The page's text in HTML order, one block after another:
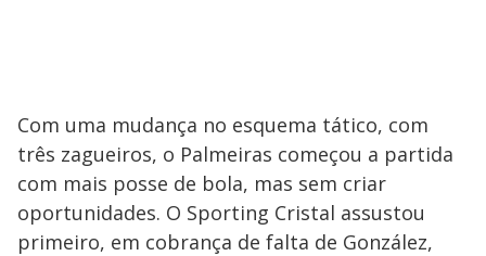
Com uma mudança no esquema tático, com
três zagueiros, o Palmeiras começou a partida
com mais posse de bola, mas sem criar
oportunidades. O Sporting Cristal assustou
primeiro, em cobrança de falta de González,